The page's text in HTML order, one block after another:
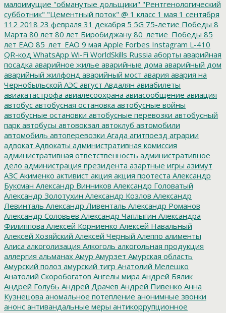
малоимущие "обманутые дольщики" "Рентгенологический
субботник" "Цементный поток" @ 1 класс 1 мая 1 сентября
112 2018 23 февраля 31 декабря 5 5G 75-летие Победы 8
Марта 80 лет 80 лет Биробиджану 80_летие_Победы 85
лет ЕАО 85_лет_ЕАО 9 мая Apple Forbes Instagram L-410
QR-код WhatsApp Wi-Fi WorldSkills Russia аборты аварийная
посадка аварийное жилье аварийные дома аварийный дом
аварийный жилфонд аварийный мост авария авария на
Чернобыльской АЭС август Авдалян авиабилеты
авиакатастрофа авиалесоохрана авиасообщение авиация
автобус автобусная остановка автобусные войны
автобусные остановки автобусные перевозки автобусный
парк автобусы автовокзал автоклуб автомобили
автомобиль автоперевозки Агада агитпоезд аграрии
адвокат Адвокаты административная комиссия
административная ответственность административное
дело администрация президента азартные игры азимут
АЗС Акименко активист акция акция протеста Александр
Буксман Александр Винников Александр Головатый
Александр Золотухин Александр Козлов Александр
Левинталь Александр Ливенталь Александр Романов
Александр Соловьев Александр Чаплыгин Александра
Филиппова Алексей Корниенко Алексей Навальный
Алексей Хозяйский Алексей Черный Алеппо алименты
Алиса алкоголизация Алкоголь алкогольная продукция
аллергия альманах Амур Амурзет Амурская область
Амурский полоз амурский тигр Анатолий Мелешко
Анатолий Скоробогатов Ангелы мира Андрей Бялик
Андрей Голубь Андрей Драчев Андрей Пивенко Анна
Кузнецова аномальное потепление анонимные звонки
анонс антивандальные меры антикоррупционное